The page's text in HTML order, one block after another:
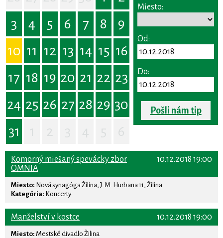
3
4 5 6 7 8
9
10 11 12 13 14 15 16
17 18 19 20 21 22 23
24 25 26 27 28 29 30
31
Miesto:
Od:
Do:
Pošli nám tip
10.12.2018 19:00
Komorný miešaný spevácky zbor
OMNIA
Miesto: Nová synagóga Žilina, J. M. Hurbana 11, Žilina
Kategória: Koncerty
10.12.2018 19:00
Manželství v kostce
Miesto: Mestské divadlo Žilina